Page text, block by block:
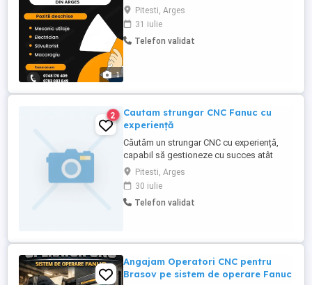
1
disponibile: - sudor - electrician -
macaragiu - mecanic intretinere utilaje
industriale Program de lucru in 3
schimburi. Pentru detalii suplimentare nu
Pitesti, Arges
31 iulie
Telefon validat
2
Cautam strungar CNC Fanuc cu
experiență
Căutăm un strungar CNC cu experiență,
capabil să gestioneze cu succes atât
comenzi de serie, cât și proiecte pentru
piese unicate sau prototipuri. Dacă ai o
gândire tehnică flexibilă și stăpânești
tehnologia CNC, te așteptăm în echipa
Pitesti, Arges
30 iulie
Telefon validat
Angajam Operatori CNC pentru
Brasov pe sistem de operare Fanuc